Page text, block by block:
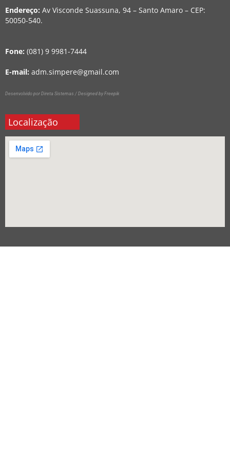
Endereço: Av Visconde Suassuna, 94 – Santo Amaro – CEP:
50050-540.
Fone: (081) 9 9981-7444
E-mail: adm.simpere@gmail.com
Desenvolvido por Direta Sistemas / Designed by Freepik
Localização